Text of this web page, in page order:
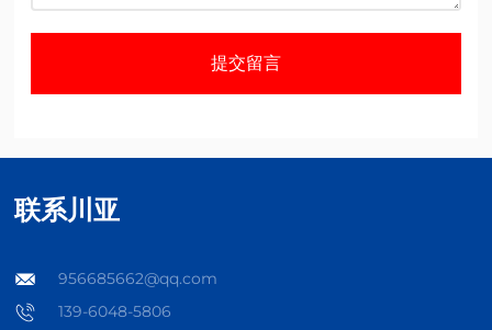
提交留言
联系川亚
956685662@qq.com
139-6048-5806